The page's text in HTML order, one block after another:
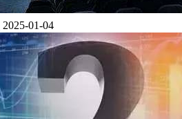
2025-01-04